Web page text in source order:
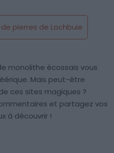
pierres de Lochbuie
monolithe écossais vous
Mais peut-être
ces sites magiques ?
et partagez vos
à découvrir !